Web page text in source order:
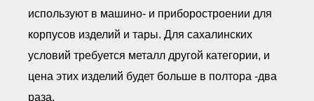
используют в машино- и приборостроении для
корпусов изделий и тары. Для сахалинских
условий требуется металл другой категории, и
цена этих изделий будет больше в полтора -два
раза.